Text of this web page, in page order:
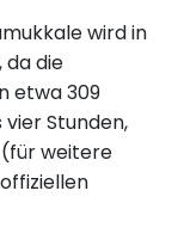
wird in
die
etwa 309
Stunden,
weitere